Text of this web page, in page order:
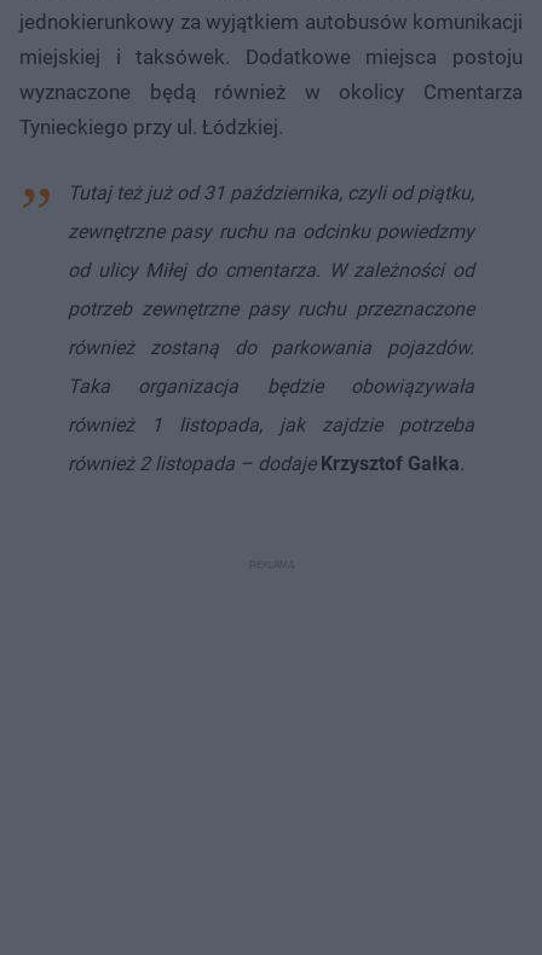
jednokierunkowy za wyjątkiem autobusów komunikacji
miejskiej i taksówek. Dodatkowe miejsca postoju
wyznaczone będą również w okolicy Cmentarza
Tynieckiego przy ul. Łódzkiej.
Tutaj też już od 31 października, czyli od piątku,
zewnętrzne pasy ruchu na odcinku powiedzmy
od ulicy Miłej do cmentarza. W zależności od
potrzeb zewnętrzne pasy ruchu przeznaczone
również zostaną do parkowania pojazdów.
Taka organizacja będzie obowiązywała
również 1 listopada, jak zajdzie potrzeba
również 2 listopada – dodaje Krzysztof Gałka.